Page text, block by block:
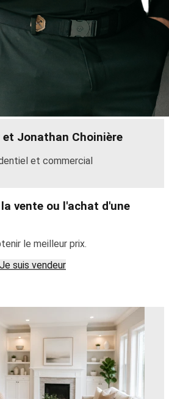
et Jonathan Choinière
et commercial
vente ou l'achat d'une
le meilleur prix.
Je suis vendeur